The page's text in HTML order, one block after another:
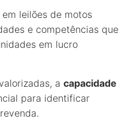
leilões de motos
e competências que
em lucro
a capacidade
para identificar